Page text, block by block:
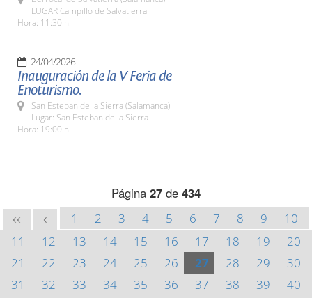
LUGAR Campillo de Salvatierra
Hora: 11:30 h.
24/04/2026
Inauguración de la V Feria de
Enoturismo.
San Esteban de la Sierra (Salamanca)
Lugar: San Esteban de la Sierra
Hora: 19:00 h.
Página 27 de 434
<< < 1 2 3 4 5 6 7 8 9
10
11
12 13 14 15 16 17 18 19
20
21
22 23 24 25 26 27 28 29
30
31
32 33 34 35 36 37 38 39
40